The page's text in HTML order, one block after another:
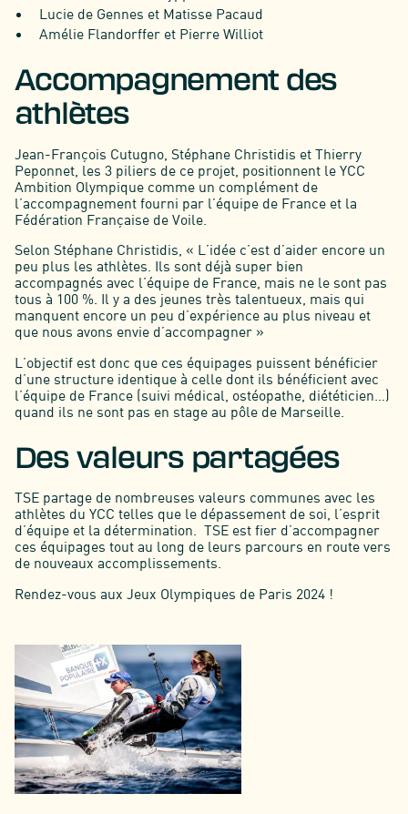
Lucie de Gennes et Matisse Pacaud
Amélie Flandorffer et Pierre Williot
Accompagnement des
athlètes
Jean-François Cutugno, Stéphane Christidis et Thierry
Peponnet, les 3 piliers de ce projet, positionnent le YCC
Ambition Olympique comme un complément de
l’accompagnement fourni par l’équipe de France et la
Fédération Française de Voile.
Selon Stéphane Christidis, « L’idée c’est d’aider encore un
peu plus les athlètes. Ils sont déjà super bien
accompagnés avec l’équipe de France, mais ne le sont pas
tous à 100 %. Il y a des jeunes très talentueux, mais qui
manquent encore un peu d’expérience au plus niveau et
que nous avons envie d’accompagner »
L’objectif est donc que ces équipages puissent bénéficier
d’une structure identique à celle dont ils bénéficient avec
l’équipe de France (suivi médical, ostéopathe, diététicien…)
quand ils ne sont pas en stage au pôle de Marseille.
Des valeurs partagées
TSE partage de nombreuses valeurs communes avec les
athlètes du YCC telles que le dépassement de soi, l’esprit
d’équipe et la détermination. TSE est fier d’accompagner
ces équipages tout au long de leurs parcours en route vers
de nouveaux accomplissements.
Rendez-vous aux Jeux Olympiques de Paris 2024 !